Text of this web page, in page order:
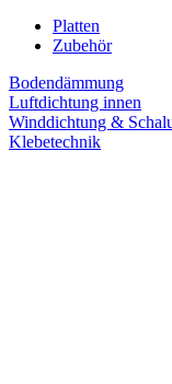
Platten
Zubehör
Bodendämmung
Luftdichtung innen
Winddichtung &
Klebetechnik